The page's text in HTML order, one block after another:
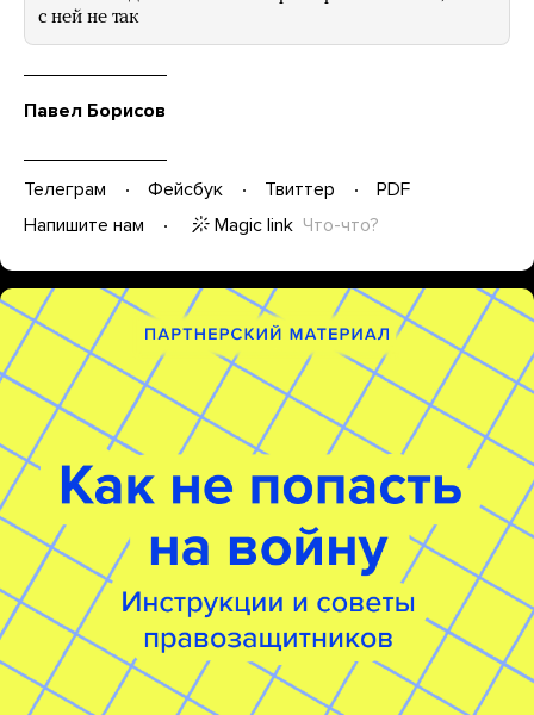
с ней не так
Павел Борисов
Телеграм Фейсбук Твиттер
PDF
Напишите нам
Magic link Что-что?